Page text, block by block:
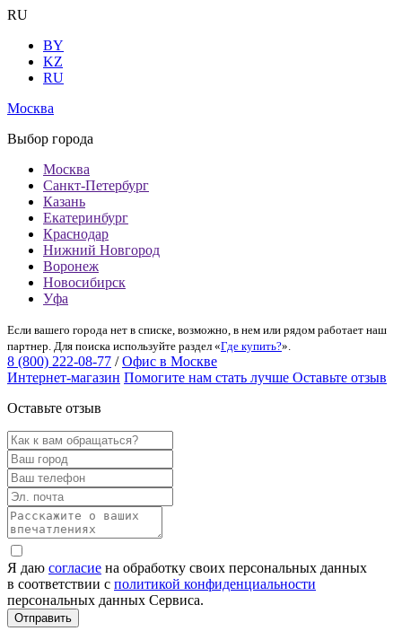
RU
BY
KZ
RU
Москва
Выбор города
Москва
Санкт-Петербург
Казань
Екатеринбург
Краснодар
Нижний Новгород
Воронеж
Новосибирск
Уфа
Если вашего города нет в списке, возможно, в нем или рядом работает наш
партнер. Для поиска используйте раздел «Где купить?».
8 (800) 222-08-77 / Офис в Москве
Интернет-магазин Помогите нам стать лучше Оставьте отзыв
Оставьте отзыв
Я даю согласие на обработку своих персональных данных
в соответствии с политикой конфиденциальности
персональных данных Сервиса.